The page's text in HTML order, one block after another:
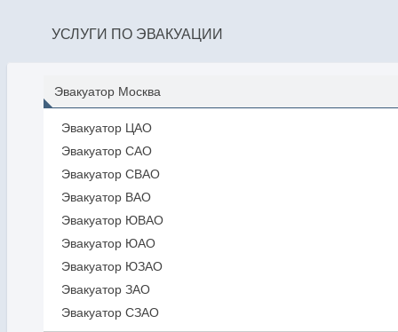
УСЛУГИ ПО ЭВАКУАЦИИ
Эвакуатор Москва
Эвакуатор ЦАО
Эвакуатор САО
Эвакуатор СВАО
Эвакуатор ВАО
Эвакуатор ЮВАО
Эвакуатор ЮАО
Эвакуатор ЮЗАО
Эвакуатор ЗАО
Эвакуатор СЗАО